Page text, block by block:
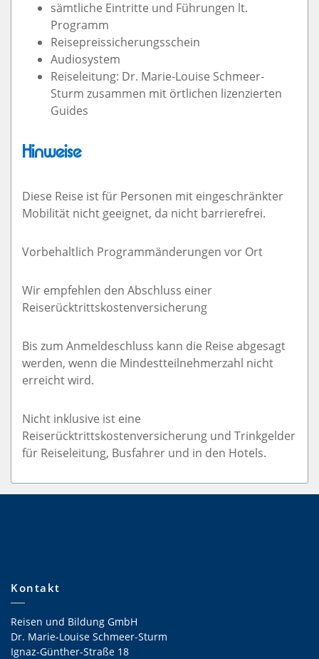
sämtliche Eintritte und Führungen lt.
Programm
Reisepreissicherungsschein
Audiosystem
Reiseleitung: Dr. Marie-Louise Schmeer-
Sturm zusammen mit örtlichen lizenzierten
Guides
Hinweise
Diese Reise ist für Personen mit eingeschränkter
Mobilität nicht geeignet, da nicht barrierefrei.
Vorbehaltlich Programmänderungen vor Ort
Wir empfehlen den Abschluss einer
Reiserücktrittskostenversicherung
Bis zum Anmeldeschluss kann die Reise abgesagt
werden, wenn die Mindestteilnehmerzahl nicht
erreicht wird.
Nicht inklusive ist eine
Reiserücktrittskostenversicherung und Trinkgelder
für Reiseleitung, Busfahrer und in den Hotels.
Kontakt
Reisen und Bildung GmbH
Dr. Marie-Louise Schmeer-Sturm
Ignaz-Günther-Straße 18